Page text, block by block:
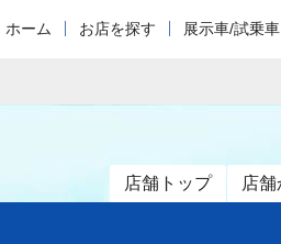
ホーム お店を探す 展示車/試乗
店舗トップ 店